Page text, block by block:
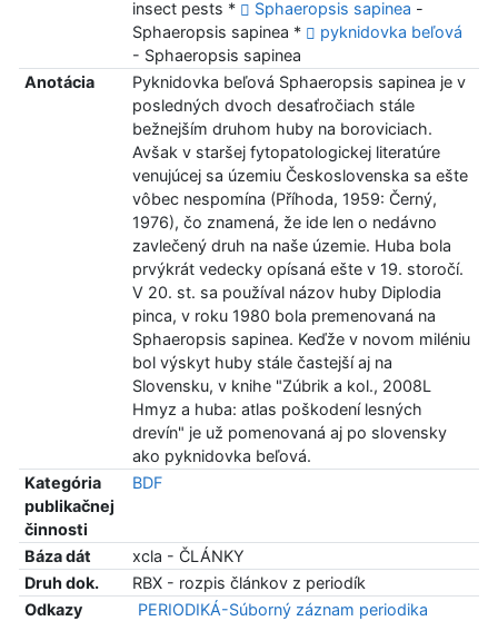
insect pests *
Sphaeropsis sapinea -
Sphaeropsis sapinea *
pyknidovka beľová
- Sphaeropsis sapinea
Anotácia
Pyknidovka beľová Sphaeropsis sapinea je v
posledných dvoch desaťročiach stále
bežnejším druhom huby na boroviciach.
Avšak v staršej fytopatologickej literatúre
venujúcej sa územiu Československa sa ešte
vôbec nespomína (Příhoda, 1959: Černý,
1976), čo znamená, že ide len o nedávno
zavlečený druh na naše územie. Huba bola
prvýkrát vedecky opísaná ešte v 19. storočí.
V 20. st. sa používal názov huby Diplodia
pinca, v roku 1980 bola premenovaná na
Sphaeropsis sapinea. Keďže v novom miléniu
bol výskyt huby stále častejší aj na
Slovensku, v knihe "Zúbrik a kol., 2008L
Hmyz a huba: atlas poškodení lesných
drevín" je už pomenovaná aj po slovensky
ako pyknidovka beľová.
Kategória
publikačnej
činnosti
BDF
Báza dát
xcla - ČLÁNKY
Druh dok.
RBX - rozpis článkov z periodík
Odkazy
PERIODIKÁ-Súborný záznam periodika